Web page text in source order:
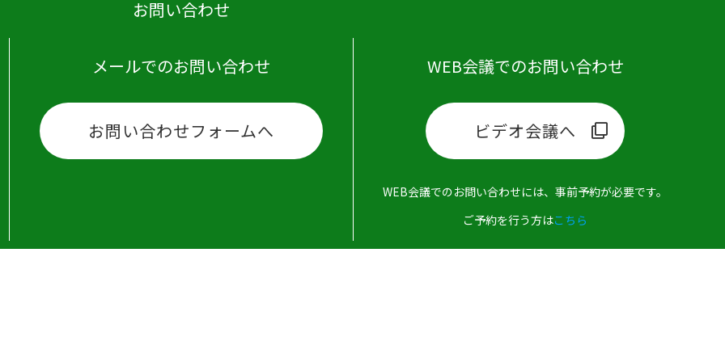
お問い合わせ
メールでのお問い合わせ
お問い合わせフォームへ
WEB会議でのお問い合わせ
ビデオ会議へ
WEB会議でのお問い合わせには、事前予約が必要です。
ご予約を行う方はこちら